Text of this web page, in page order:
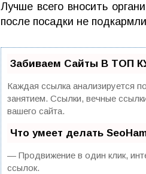
Лучше всего вносить
после посадки не
Забиваем Сайты В ТОП
Каждая ссылка анализируется
занятием. Ссылки, вечные
вашего сайта.
Что умеет делать
— Продвижение в один клик,
ссылок.